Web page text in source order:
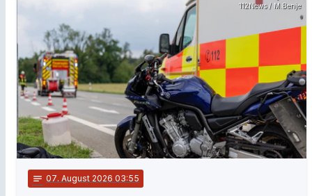
112News / M.Benje
notes 07. August 2026 03:55